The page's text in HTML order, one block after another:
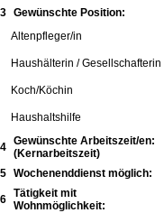
3 Gewünschte Position:
Altenpfleger/in
Haushälterin / Gesellschafterin
Koch/Köchin
Haushaltshilfe
4 Gewünschte Arbeitszeit/en:
(Kernarbeitszeit)
5 Wochenenddienst möglich:
6 Tätigkeit mit
Wohnmöglichkeit: